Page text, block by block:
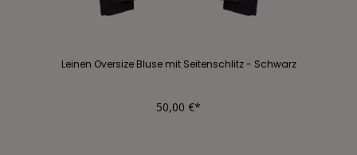
Leinen Oversize Bluse mit Seitenschlitz - Schwarz
50,00 €*